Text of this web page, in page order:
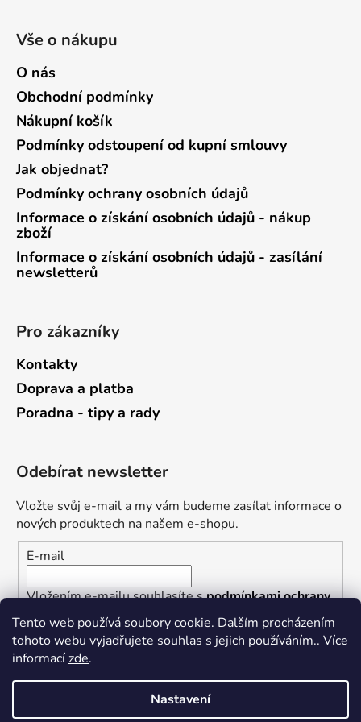
Tento web používá soubory cookie. Dalším procházením
tohoto webu vyjadřujete souhlas s jejich používáním.. Více
informacízde.
Nastavení
Vše o nákupu
O nás
Obchodní podmínky
Nákupní košík
Podmínky odstoupení od kupní smlouvy
Jak objednat?
Podmínky ochrany osobních údajů
Informace o získání osobních údajů - nákup
zboží
Informace o získání osobních údajů - zasílání
newsletterů
Pro zákazníky
Kontakty
Doprava a platba
Poradna - tipy a rady
Odebírat newsletter
Vložte svůj e-mail a my vám budeme zasílat informace o
nových produktech na našem e-shopu.
E-mail
Vložením e-mailu souhlasíte spodmínkami ochrany
osobních údajů
PŘIHLÁSIT SE